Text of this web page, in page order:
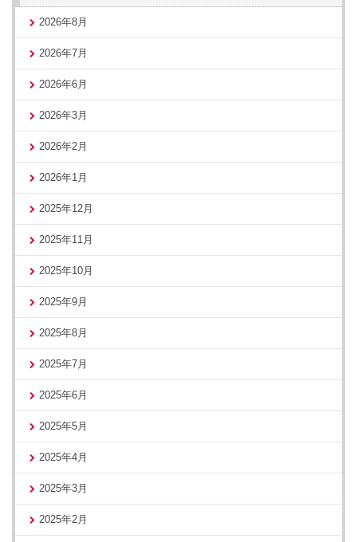
2026年8月
2026年7月
2026年6月
2026年3月
2026年2月
2026年1月
2025年12月
2025年11月
2025年10月
2025年9月
2025年8月
2025年7月
2025年6月
2025年5月
2025年4月
2025年3月
2025年2月